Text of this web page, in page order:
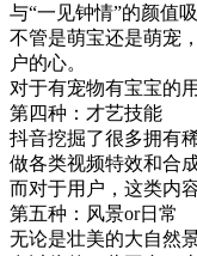
与“一见钟情”的颜值
不管是萌宝还是萌宠
户的心。
对于有宠物有宝宝的
第四种：才艺技能
抖音挖掘了很多拥有
做各类视频特效和合
而对于用户，这类内
第五种：风景or日常
无论是壮美的大自然